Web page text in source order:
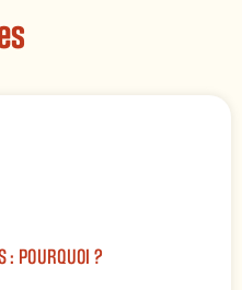
: POURQUOI ?